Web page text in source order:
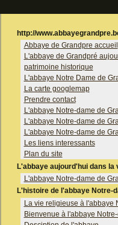
http://
Abbaye de Grandpre accueil
L'abbaye de Grandpré
patrimoine historique
L'abbaye Notre Dame de
La carte googlemap
Prendre contact
L'abbaye Notre-dame de
L'abbaye Notre-dame de
L'abbaye Notre-dame de
Les liens interessants
Plan du site
L'abbaye aujourd'hui dans la
L'abbaye Notre-dame de
L'histoire de l'abbaye Notre-
La vie religieuse à l'abbaye
Bienvenue à l'abbaye